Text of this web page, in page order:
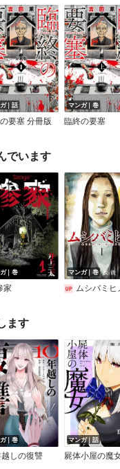
｜話
要塞 分冊版
マンガ｜巻
臨終の要塞
でいます
｜巻
家
マンガ｜巻
ムシバミヒ
ます
｜巻
しの復讐
マンガ｜話
屍体小屋の魔